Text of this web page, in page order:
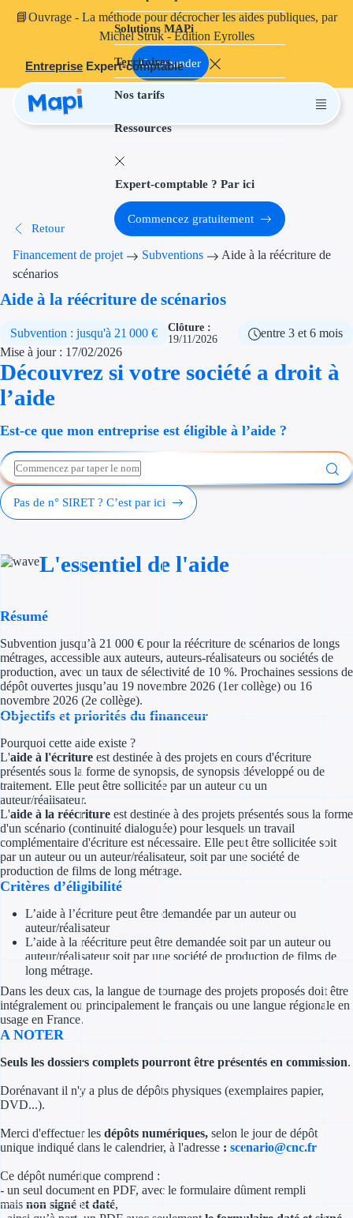
📘Ouvrage - La méthode pour décrocher les aides publiques, par
Michel Struk - Édition Eyrolles
Commander
Entreprise Expert-comptable
Solutions MAPi
Territoires
Nos tarifs
Ressources
Projets finançables
Aides à
Aides
Thématiques
Financement
Transition
Économies
Création
Aides sans
Subventions
Investir dans
Aides Fiscales et
Exonération
Aides Urssaf
Prêts publics
Prêt
Appel à projet
Avance
Par financeur
Expert-comptable ? Par ici
Commencez gratuitement
Retour
Financement de projet Subventions
Aide à la réécriture de
scénarios
Aide à la réécriture de scénarios
Subvention : jusqu'à 21 000 €
Clôture :
19/11/2026
entre 3 et 6 mois
Mise à jour : 17/02/2026
Découvrez si votre société a droit à
l’aide
Est-ce que mon entreprise est éligible à l’aide ?
Pas de n° SIRET ? C’est par ici
L'essentiel de l'aide
Résumé
Subvention jusqu’à 21 000 € pour la réécriture de scénarios de longs
métrages, accessible aux auteurs, auteurs-réalisateurs ou sociétés de
production, avec un taux de sélectivité de 10 %. Prochaines sessions de
dépôt ouvertes jusqu’au 19 novembre 2026 (1er collège) ou 16
novembre 2026 (2e collège).
Objectifs et priorités du financeur
Pourquoi cette aide existe ?
L'aide à l'écriture est destinée à des projets en cours d'écriture
présentés sous la forme de synopsis, de synopsis développé ou de
traitement. Elle peut être sollicitée par un auteur ou un
auteur/réalisateur.
L'aide à la réécriture est destinée à des projets présentés sous la forme
d'un scénario (continuité dialoguée) pour lesquels un travail
complémentaire d'écriture est nécessaire. Elle peut être sollicitée soit
par un auteur ou un auteur/réalisateur, soit par une société de
production de films de long métrage.
Critères d’éligibilité
L’aide à l’écriture peut être demandée par un auteur ou
auteur/réalisateur
L’aide à la réécriture peut être demandée soit par un auteur ou
auteur/réalisateur soit par une société de production de films de
long métrage.
Dans les deux cas, la langue de tournage des projets proposés doit être
intégralement ou principalement le français ou une langue régionale en
usage en France.
A NOTER
Seuls les dossiers complets pourront être présentés en commission.
Dorénavant il n'y a plus de dépôts physiques (exemplaires papier,
DVD...).
Merci d'effectuer les dépôts numériques, selon le jour de dépôt
unique indiqué dans le calendrier, à l'adresse : scenario@cnc.fr
Ce dépôt numérique comprend :
- un seul document en PDF, avec le formulaire dûment rempli
mais non signé et daté,